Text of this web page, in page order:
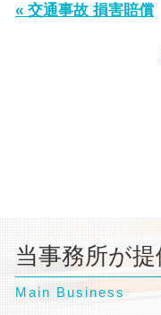
« 交通事故 損害賠償
当事務所が
Main Business